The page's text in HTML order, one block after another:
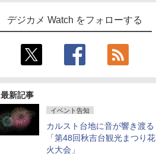
デジカメ Watch をフォローする
最新記事
イベント告知
カルスト台地に音が響き渡る
「第48回秋吉台観光まつり花
火大会」